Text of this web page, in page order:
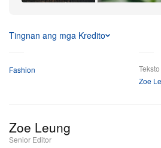
detalyeng lubhang inaasam ng
leather jacket at pantalon na set
(brown heart) leather, na
sa paglipas ng panahon.
Tingnan ang mga Kredito
Fashion
Zoe
Zoe Leung
Senior Editor